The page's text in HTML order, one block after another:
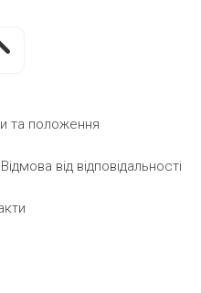
та положення
Відмова від відповідальності